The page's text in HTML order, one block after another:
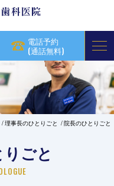
電話予約
(通話無料)
理事長のひとりごと 院長のひとりごと
ごと